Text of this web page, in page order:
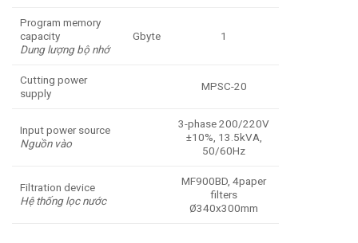
Program memory
capacity
Dung lượng bộ nhớ
Gbyte 1
Cutting power
supply
MPSC-20
Input power source
Nguồn vào
3-phase 200/220V
±10%, 13.5kVA,
50/60Hz
Filtration device
Hệ thống lọc nước
MF900BD, 4paper
filters
Ø340x300mm